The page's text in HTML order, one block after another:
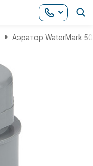
Аэратор WaterMark